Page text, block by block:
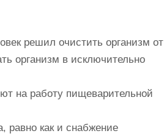
решил очистить организм от
организм в исключительно
на работу пищеварительной
равно как и снабжение